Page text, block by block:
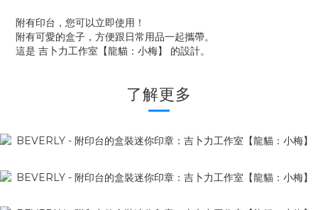
附有印台，您可以立即使用！
附有可愛的盒子，方便跟日常用品一起攜帶。
這是 吉卜力工作室【龍貓：小梅】 的設計。
了解更多